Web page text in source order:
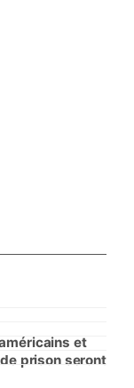
et
prison seront